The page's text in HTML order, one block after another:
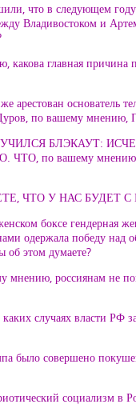
что в следующем году
Владивостоком и
какова главная причина
арестован основатель
по вашему мнению,
БЛЭКАУТ:
ЧТО, по вашему
ЧТО У НАС БУДЕТ С
боксе гендерная
одержала победу над
этом думаете?
мнению, россиянам не
случаях власти РФ
было совершено
социализм в